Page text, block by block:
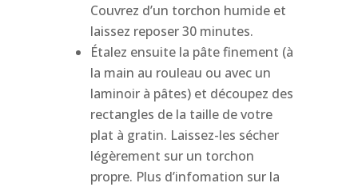
Couvrez d’un torchon humide et
laissez reposer 30 minutes.
Étalez ensuite la pâte finement (à
la main au rouleau ou avec un
laminoir à pâtes) et découpez des
rectangles de la taille de votre
plat à gratin. Laissez-les sécher
légèrement sur un torchon
propre. Plus d’infomation sur la